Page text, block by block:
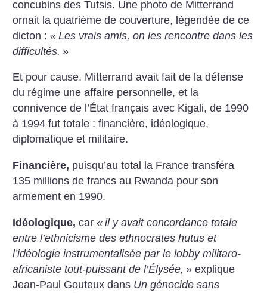
concubins des Tutsis. Une photo de Mitterrand
ornait la quatrième de couverture, légendée de ce
dicton :« Les vrais amis, on les rencontre dans les
difficultés. »
Et pour cause. Mitterrand avait fait de la défense
du régime une affaire personnelle, et la
connivence de l’État français avec Kigali, de 1990
à 1994 fut totale : financière, idéologique,
diplomatique et militaire.
Financière, puisqu’au total la France transféra
135 millions de francs au Rwanda pour son
armement en 1990.
Idéologique, car« il y avait concordance totale
entre l’ethnicisme des ethnocrates hutus et
l’idéologie instrumentalisée par le lobby militaro-
africaniste tout-puissant de l’Élysée, » explique
Jean-Paul Gouteux dans Un génocide sans